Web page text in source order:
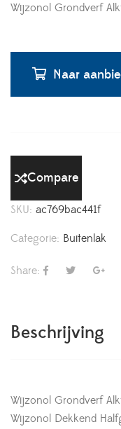
Wijzonol Grondverf
Naar
Compare
SKU: ac769bac441f
Categorie: Buitenlak
Share:
Beschrijving
Wijzonol Grondverf
Wijzonol Dekkend